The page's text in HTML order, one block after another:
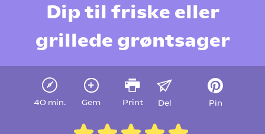
Dip til friske eller
grillede grøntsager
40 min. Gem Print Del Pin